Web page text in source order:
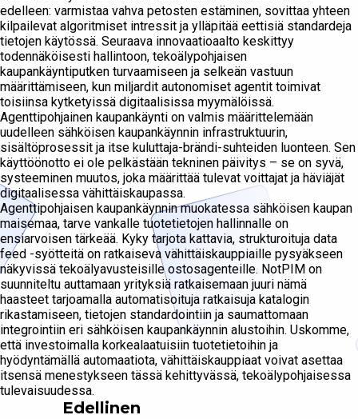
edelleen: varmistaa vahva petosten estäminen, sovittaa yhteen
kilpailevat algoritmiset intressit ja ylläpitää eettisiä standardeja
tietojen käytössä. Seuraava innovaatioaalto keskittyy
todennäköisesti hallintoon, tekoälypohjaisen
kaupankäyntiputken turvaamiseen ja selkeän vastuun
määrittämiseen, kun miljardit autonomiset agentit toimivat
toisiinsa kytketyissä digitaalisissa myymälöissä.
Agenttipohjainen kaupankäynti on valmis määrittelemään
uudelleen sähköisen kaupankäynnin infrastruktuurin,
sisältöprosessit ja itse kuluttaja-brändi-suhteiden luonteen. Sen
käyttöönotto ei ole pelkästään tekninen päivitys – se on syvä,
systeeminen muutos, joka määrittää tulevat voittajat ja häviäjät
digitaalisessa vähittäiskaupassa.
Agenttipohjaisen kaupankäynnin muokatessa sähköisen kaupan
maisemaa, tarve vankalle tuotetietojen hallinnalle on
ensiarvoisen tärkeää. Kyky tarjota kattavia, strukturoituja data
feed -syötteitä on ratkaiseva vähittäiskauppiaille pysyäkseen
näkyvissä tekoälyavusteisille ostosagenteille. NotPIM on
suunniteltu auttamaan yrityksiä ratkaisemaan juuri nämä
haasteet tarjoamalla automatisoituja ratkaisuja katalogin
rikastamiseen, tietojen standardointiin ja saumattomaan
integrointiin eri sähköisen kaupankäynnin alustoihin. Uskomme,
että investoimalla korkealaatuisiin tuotetietoihin ja
hyödyntämällä automaatiota, vähittäiskauppiaat voivat asettaa
itsensä menestykseen tässä kehittyvässä, tekoälypohjaisessa
tulevaisuudessa.
Edellinen